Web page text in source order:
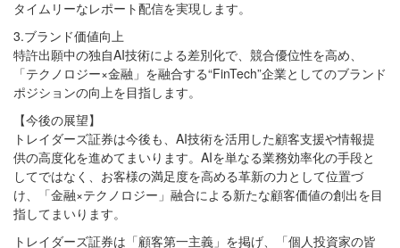
タイムリーなレポート配信を実現します。
3.ブランド価値向上
特許出願中の独自AI技術による差別化で、競合優位性を高め、
「テクノロジー×金融」を融合する“FinTech”企業としてのブランド
ポジションの向上を目指します。
【今後の展望】
トレイダーズ証券は今後も、AI技術を活用した顧客支援や情報提
供の高度化を進めてまいります。AIを単なる業務効率化の手段と
してではなく、お客様の満足度を高める革新の力として位置づ
け、「金融×テクノロジー」融合による新たな顧客価値の創出を目
指してまいります。
トレイダーズ証券は「顧客第一主義」を掲げ、「個人投資家の皆